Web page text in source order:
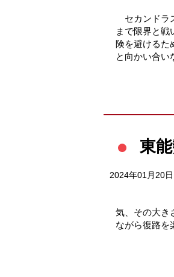
セカンドラ
まで限界と
険を避けるた
と向かい合い
東
2024年01月20
帰路に
気、その大き
ながら復路を